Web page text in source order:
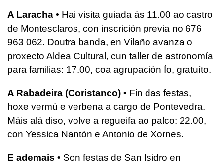
A Laracha • Hai visita guiada ás 11.00 ao castro
de Montesclaros, con inscrición previa no 676
963 062. Doutra banda, en Vilaño avanza o
proxecto Aldea Cultural, cun taller de astronomía
para familias: 17.00, coa agrupación Ío, gratuíto.
A Rabadeira (Coristanco) • Fin das festas,
hoxe vermú e verbena a cargo de Pontevedra.
Máis alá diso, volve a regueifa ao palco: 22.00,
con Yessica Nantón e Antonio de Xornes.
E ademais • Son festas de San Isidro en